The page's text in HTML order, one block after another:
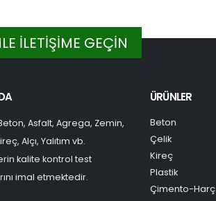
İLETİŞİME GEÇİN
Asfalt, Agrega, Zemin,
Alçı, Yalıtım vb.
kalite kontrol test
imal etmektedir.
ÜRÜNLER
Beton
Çelik
Kireç
Plastik
Çimento-Harç